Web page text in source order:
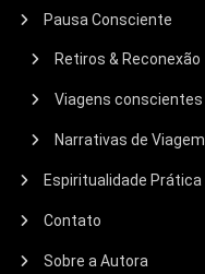
Pausa Consciente
Retiros & Reconexão
Viagens conscientes
Narrativas de Viagem
Espiritualidade Prática
Contato
Sobre a Autora